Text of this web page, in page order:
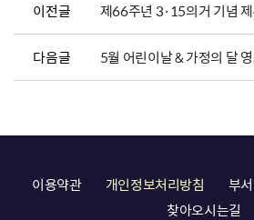
이전글 제66주년 3·15의거 기념
다음글 5월 어린이날 & 가정의 달
이용약관 개인정보처리방침 부
찾아오시는길